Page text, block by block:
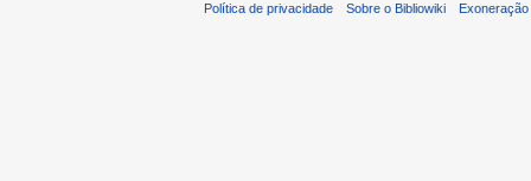
Política de privacidade Sobre o Bibliowiki